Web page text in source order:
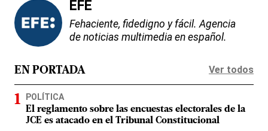
EFE
Fehaciente, fidedigno y fácil. Agencia
de noticias multimedia en español.
EN PORTADA Ver todos
POLÍTICA
El reglamento sobre las encuestas electorales de la
JCE es atacado en el Tribunal Constitucional